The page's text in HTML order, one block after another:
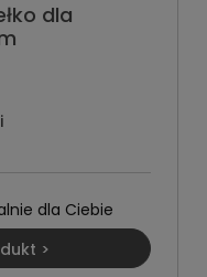
dla
dla Ciebie
>